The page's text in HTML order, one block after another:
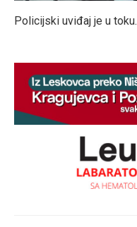
Policijski uviđaj je u toku.